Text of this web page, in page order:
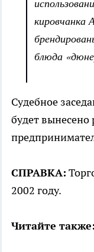
кировчанка
блюда
Судебное
будет
СПРАВКА:
2002 году.
Читайте также: